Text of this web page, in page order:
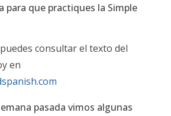
para que practiques la Simple
consultar el texto del
en
pasada vimos algunas